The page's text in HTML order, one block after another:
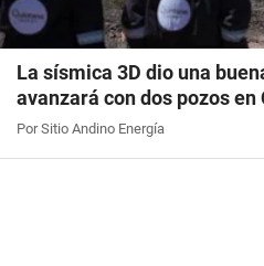
La sísmica 3D dio una
avanzará con dos pozos
Por Sitio Andino Energía